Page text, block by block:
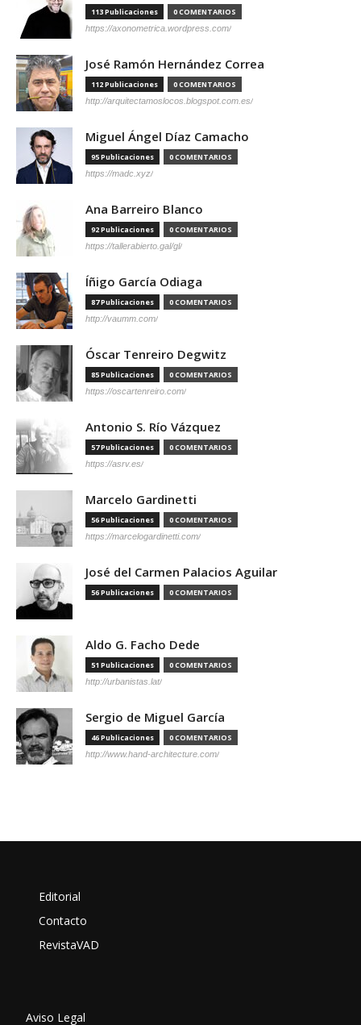
113 Publicaciones 0 COMENTARIOS
https://axonometrica.wordpress.com/
José Ramón Hernández Correa
112 Publicaciones 0 COMENTARIOS
http://arquitectamoslocos.blogspot.com.es/
Miguel Ángel Díaz Camacho
95 Publicaciones 0 COMENTARIOS
https://madc.xyz/
Ana Barreiro Blanco
92 Publicaciones 0 COMENTARIOS
https://tallerabierto.gal/gl/
Íñigo García Odiaga
87 Publicaciones 0 COMENTARIOS
http://vaumm.com/
Óscar Tenreiro Degwitz
85 Publicaciones 0 COMENTARIOS
https://oscartenreiro.com/
Antonio S. Río Vázquez
57 Publicaciones 0 COMENTARIOS
https://asrv.es/
Marcelo Gardinetti
56 Publicaciones 0 COMENTARIOS
https://marcelogardinetti.com/
José del Carmen Palacios Aguilar
56 Publicaciones 0 COMENTARIOS
Aldo G. Facho Dede
51 Publicaciones 0 COMENTARIOS
http://urbanistas.lat/
Sergio de Miguel García
46 Publicaciones 0 COMENTARIOS
http://www.hand-architecture.com/
Editorial
Contacto
RevistaVAD
Aviso Legal